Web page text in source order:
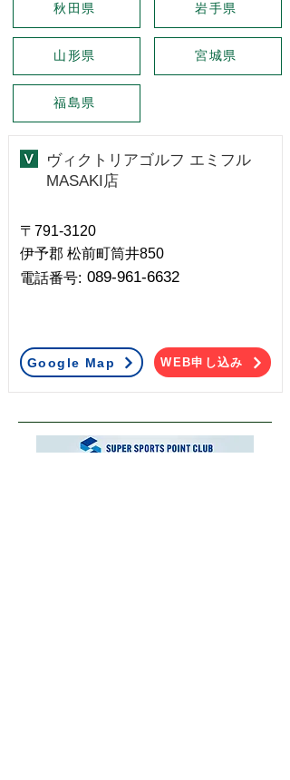
秋田県
山形県
岩手県
宮城県
福島県
ヴィクトリアゴルフ エミフル
MASAKI店
〒791-3120
伊予郡 松前町筒井850
​電話番号: 089-961-6632
Google Map WEB申し込み